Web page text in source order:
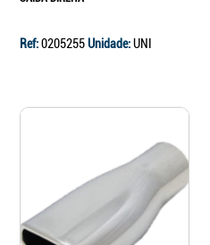
Ref:0205255Unidade:UNI